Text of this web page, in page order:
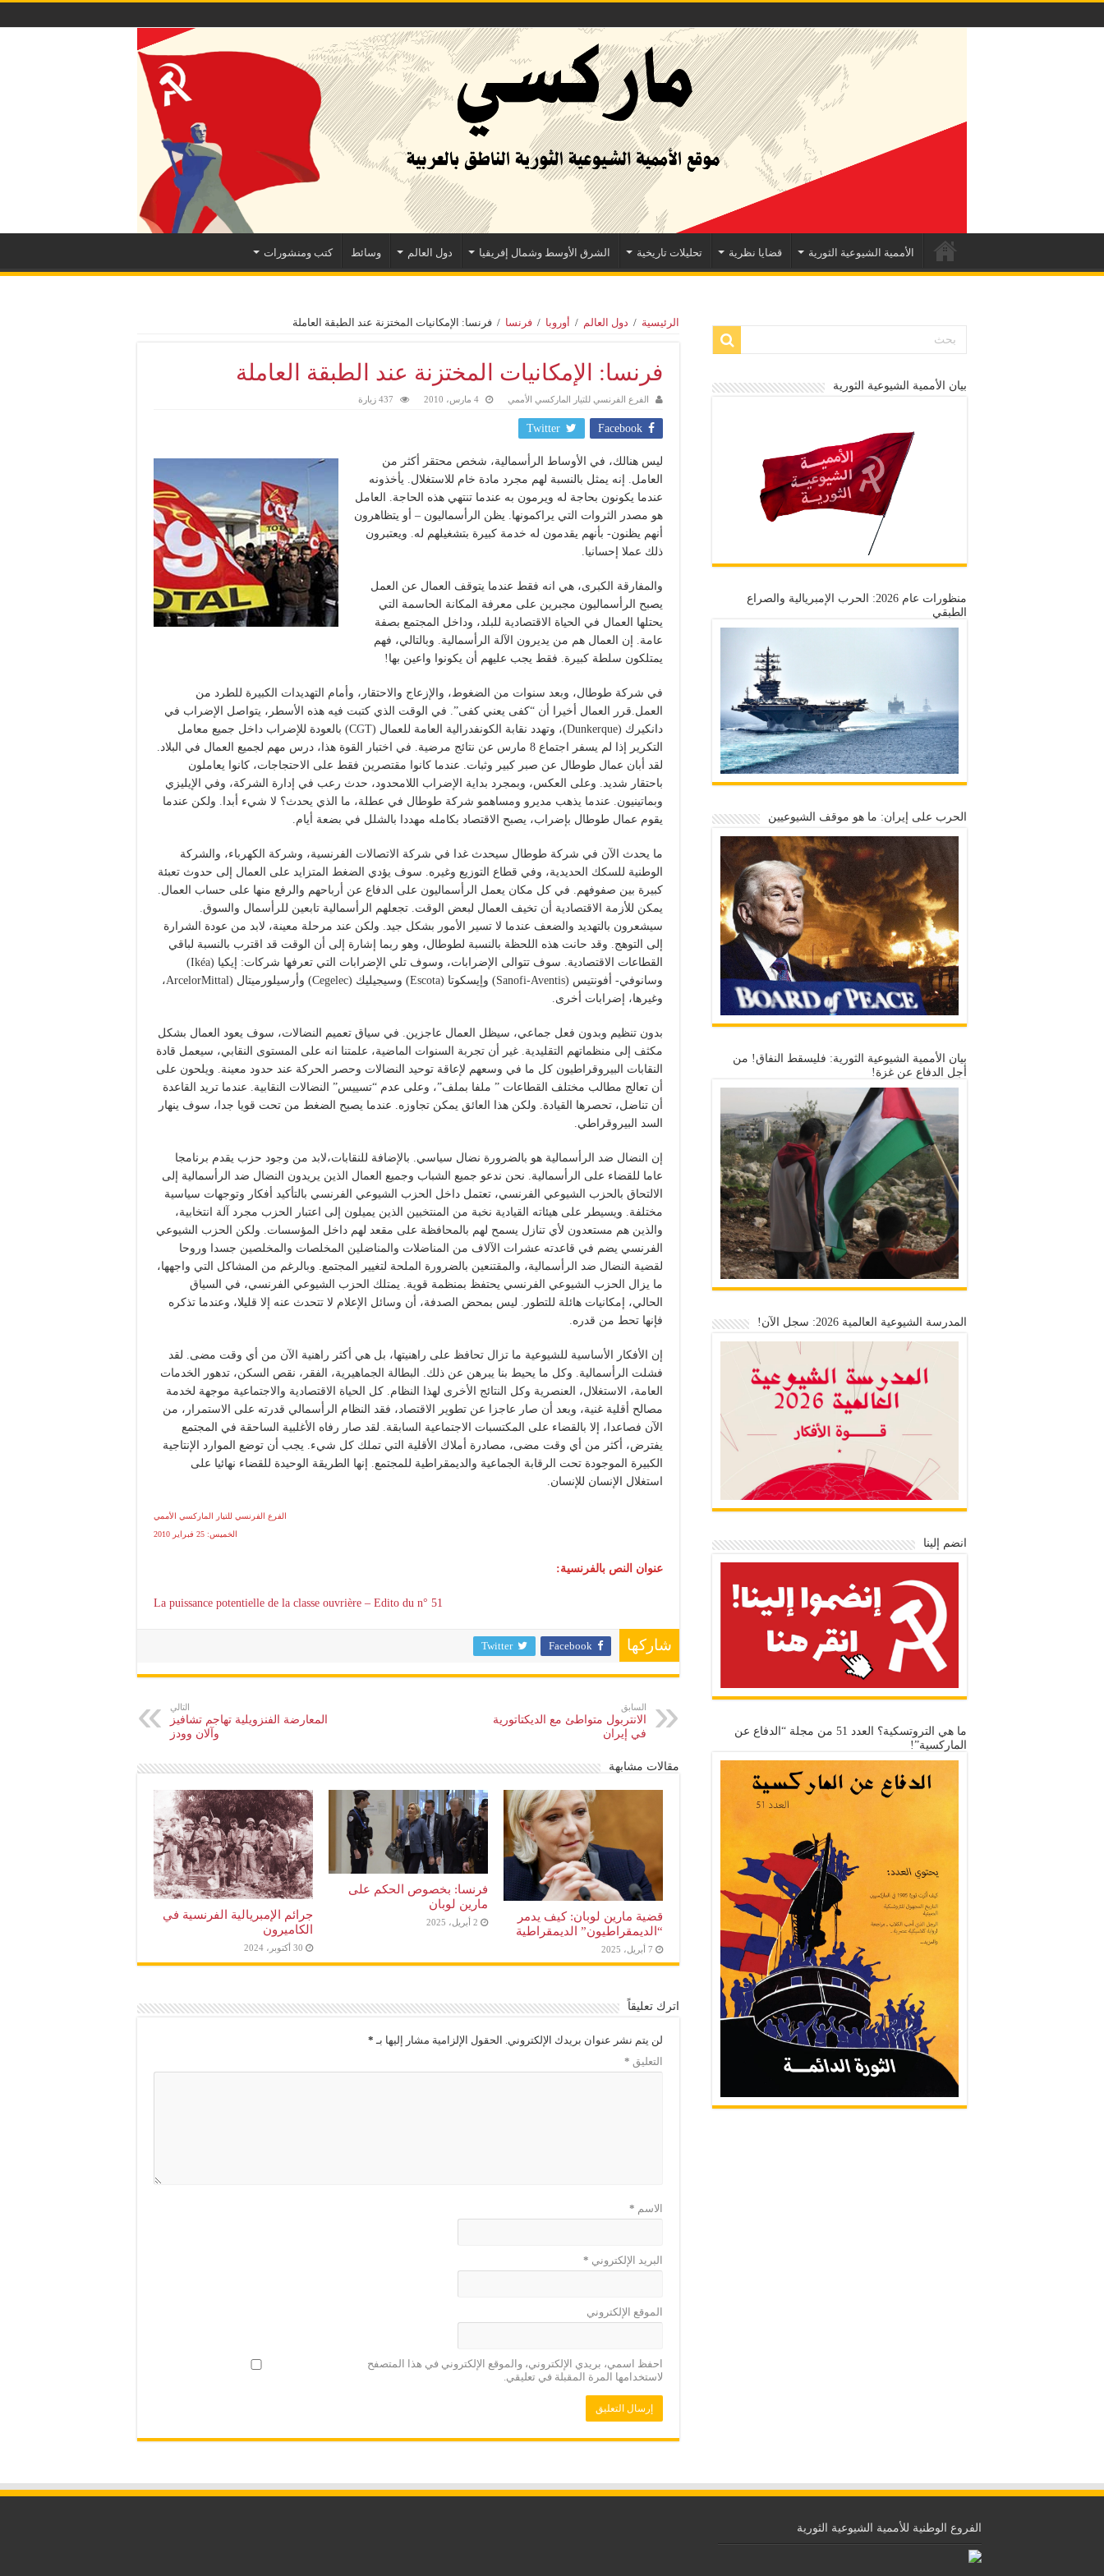
الأممية الشيوعية الثورية قضايا نظرية تحليلات تاريخية الشرق الأوسط وشمال إفريقيا دول العالم وسائط كتب ومنشورات
الرئيسية / دول العالم / أوروبا / فرنسا / فرنسا: الإمكانيات المختزنة عند الطبقة العاملة
فرنسا: الإمكانيات المختزنة عند الطبقة العاملة
الفرع الفرنسي للتيار الماركسي الأممي 4 مارس، 2010 437 زيارة
Facebook
Twitter
ليس هنالك، في الأوساط الرأسمالية، شخص محتقر أكثر من
العامل. إنه يمثل بالنسبة لهم مجرد مادة خام للاستغلال. يأخذونه
عندما يكونون بحاجة له ويرمون به عندما تنتهي هذه الحاجة. العامل
هو مصدر الثروات التي يراكمونها. يظن الرأسماليون – أو يتظاهرون
أنهم يظنون- بأنهم يقدمون له خدمة كبيرة بتشغيلهم له. ويعتبرون
ذلك عملا إحسانيا.
والمفارقة الكبرى، هي انه فقط عندما يتوقف العمال عن العمل
يصبح الرأسماليون مجبرين على معرفة المكانة الحاسمة التي
يحتلها العمال في الحياة الاقتصادية للبلد، وداخل المجتمع بصفة
عامة. إن العمال هم من يديرون الآلة الرأسمالية. وبالتالي، فهم
يمتلكون سلطة كبيرة. فقط يجب عليهم أن يكونوا واعين بها!
في شركة طوطال، وبعد سنوات من الضغوط، والإزعاج والاحتقار، وأمام التهديدات الكبيرة للطرد من
العمل.قرر العمال أخيرا أن “كفى يعني كفى”. في الوقت الذي كتبت فيه هذه الأسطر، يتواصل الإضراب في
دانكيرك (Dunkerque)، وتهدد نقابة الكونفدرالية العامة للعمال (CGT) بالعودة للإضراب داخل جميع معامل
التكرير إذا لم يسفر اجتماع 8 مارس عن نتائج مرضية. في اختبار القوة هذا، درس مهم لجميع العمال في البلاد.
لقد أبان عمال طوطال عن صبر كبير وثبات. عندما كانوا مقتصرين فقط على الاحتجاجات، كانوا يعاملون
باحتقار شديد. وعلى العكس، وبمجرد بداية الإضراب اللامحدود، حدث رعب في إدارة الشركة، وفي الإيليزي
وبماتينيون. عندما يذهب مديرو ومساهمو شركة طوطال في عطلة، ما الذي يحدث؟ لا شيء أبدا. ولكن عندما
يقوم عمال طوطال بإضراب، يصبح الاقتصاد بكامله مهددا بالشلل في بضعة أيام.
ما يحدث الآن في شركة طوطال سيحدث غدا في شركة الاتصالات الفرنسية، وشركة الكهرباء، والشركة
الوطنية للسكك الحديدية، وفي قطاع التوزيع وغيره. سوف يؤدي الضغط المتزايد على العمال إلى حدوث تعبئة
كبيرة بين صفوفهم. في كل مكان يعمل الرأسماليون على الدفاع عن أرباحهم والرفع منها على حساب العمال.
يمكن للأزمة الاقتصادية أن تخيف العمال لبعض الوقت. تجعلهم الرأسمالية تابعين للرأسمال والسوق.
سيشعرون بالتهديد والضعف عندما لا تسير الأمور بشكل جيد. ولكن عند مرحلة معينة، لابد من عودة الشرارة
إلى التوهج. وقد حانت هذه اللحظة بالنسبة لطوطال، وهو ربما إشارة إلى أن الوقت قد اقترب بالنسبة لباقي
القطاعات الاقتصادية. سوف تتوالى الإضرابات، وسوف تلي الإضرابات التي تعرفها شركات: إيكيا (Ikéa)
وسانوفي- أفونتيس (Sanofi-Aventis) وإيسكوتا (Escota) وسيجيليك (Cegelec) وأرسيلورميتال (ArcelorMittal،
وغيرها، إضرابات أخرى.
بدون تنظيم وبدون فعل جماعي، سيظل العمال عاجزين. في سياق تعميم النضالات، سوف يعود العمال بشكل
مكثف إلى منظماتهم التقليدية. غير أن تجربة السنوات الماضية، علمتنا انه على المستوى النقابي، سيعمل قادة
النقابات البيروقراطيون كل ما في وسعهم لإعاقة توحيد النضالات وحصر الحركة عند حدود معينة. ويلحون على
أن تعالج مطالب مختلف القطاعات ” ملفا بملف”، وعلى عدم “تسييس” النضالات النقابية. عندما تريد القاعدة
أن تناضل، تحصرها القيادة. ولكن هذا العائق يمكن تجاوزه. عندما يصبح الضغط من تحت قويا جدا، سوف ينهار
السد البيروقراطي.
إن النضال ضد الرأسمالية هو بالضرورة نضال سياسي. بالإضافة للنقابات،لابد من وجود حزب يقدم برنامجا
عاما للقضاء على الرأسمالية. نحن ندعو جميع الشباب وجميع العمال الذين يريدون النضال ضد الرأسمالية إلى
الالتحاق بالحزب الشيوعي الفرنسي، تعتمل داخل الحزب الشيوعي الفرنسي بالتأكيد أفكار وتوجهات سياسية
مختلفة. ويسيطر على هيئاته القيادية نخبة من المنتخبين الذين يميلون إلى اعتبار الحزب مجرد آلة انتخابية،
والذين هم مستعدون لأي تنازل يسمح لهم بالمحافظة على مقعد لهم داخل المؤسسات. ولكن الحزب الشيوعي
الفرنسي يضم في قاعدته عشرات الآلاف من المناضلات والمناضلين المخلصات والمخلصين جسدا وروحا
لقضية النضال ضد الرأسمالية، والمقتنعين بالضرورة الملحة لتغيير المجتمع. وبالرغم من المشاكل التي واجهها،
ما يزال الحزب الشيوعي الفرنسي يحتفظ بمنظمة قوية. يمتلك الحزب الشيوعي الفرنسي، في السياق
الحالي، إمكانيات هائلة للتطور. ليس بمحض الصدفة، أن وسائل الإعلام لا تتحدث عنه إلا قليلا، وعندما تذكره
فإنها تحط من قدره.
إن الأفكار الأساسية للشيوعية ما تزال تحافظ على راهنيتها، بل هي أكثر راهنية الآن من أي وقت مضى. لقد
فشلت الرأسمالية. وكل ما يحيط بنا يبرهن عن ذلك. البطالة الجماهيرية، الفقر، نقص السكن، تدهور الخدمات
العامة، الاستغلال، العنصرية وكل النتائج الأخرى لهذا النظام. كل الحياة الاقتصادية والاجتماعية موجهة لخدمة
مصالح أقلية غنية، وبعد أن صار عاجزا عن تطوير الاقتصاد، فقد النظام الرأسمالي قدرته على الاستمرار، من
الآن فصاعدا، إلا بالقضاء على المكتسبات الاجتماعية السابقة. لقد صار رفاه الأغلبية الساحقة في المجتمع
يفترض، أكثر من أي وقت مضى، مصادرة أملاك الأقلية التي تملك كل شيء. يجب أن توضع الموارد الإنتاجية
الكبيرة الموجودة تحت الرقابة الجماعية والديمقراطية للمجتمع. إنها الطريقة الوحيدة للقضاء نهائيا على
استغلال الإنسان للإنسان.
الفرع الفرنسي للتيار الماركسي الأممي
الخميس: 25 فبراير 2010
عنوان النص بالفرنسية:
La puissance potentielle de la classe ouvrière – Edito du n° 51
شاركها Facebook
Twitter
السابق
الانتربول متواطئ مع الديكتاتورية
في إيران
التالي
المعارضة الفنزويلية تهاجم تشافيز
وآلان وودز
مقالات مشابهة
قضية مارين لوبان: كيف يدمر
“الديمقراطيون” الديمقراطية
7 أبريل، 2025
فرنسا: بخصوص الحكم على
مارين لوبان
2 أبريل، 2025
جرائم الإمبريالية الفرنسية في
الكاميرون
30 أكتوبر، 2024
اترك تعليقاً
لن يتم نشر عنوان بريدك الإلكتروني. الحقول الإلزامية مشار إليها بـ *
التعليق *
الاسم *
البريد الإلكتروني *
الموقع الإلكتروني
احفظ اسمي، بريدي الإلكتروني، والموقع الإلكتروني في هذا المتصفح
لاستخدامها المرة المقبلة في تعليقي.
بيان الأممية الشيوعية الثورية
منظورات عام 2026: الحرب الإمبريالية والصراع
الطبقي
الحرب على إيران: ما هو موقف الشيوعيين
بيان الأممية الشيوعية الثورية: فليسقط النفاق! من
أجل الدفاع عن غزة!
المدرسة الشيوعية العالمية 2026: سجل الآن!
انضم إلينا
ما هي التروتسكية؟ العدد 51 من مجلة “الدفاع عن
الماركسية”!
الفروع الوطنية للأممية الشيوعية الثورية